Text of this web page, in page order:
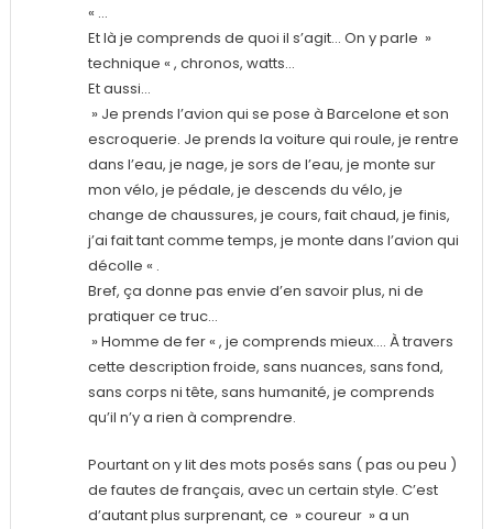
« …
Et là je comprends de quoi il s’agit… On y parle »
technique « , chronos, watts…
Et aussi…
» Je prends l’avion qui se pose à Barcelone et son
escroquerie. Je prends la voiture qui roule, je rentre
dans l’eau, je nage, je sors de l’eau, je monte sur
mon vélo, je pédale, je descends du vélo, je
change de chaussures, je cours, fait chaud, je finis,
j’ai fait tant comme temps, je monte dans l’avion qui
décolle « .
Bref, ça donne pas envie d’en savoir plus, ni de
pratiquer ce truc…
» Homme de fer « , je comprends mieux…. À travers
cette description froide, sans nuances, sans fond,
sans corps ni tête, sans humanité, je comprends
qu’il n’y a rien à comprendre.
Pourtant on y lit des mots posés sans ( pas ou peu )
de fautes de français, avec un certain style. C’est
d’autant plus surprenant, ce » coureur » a un